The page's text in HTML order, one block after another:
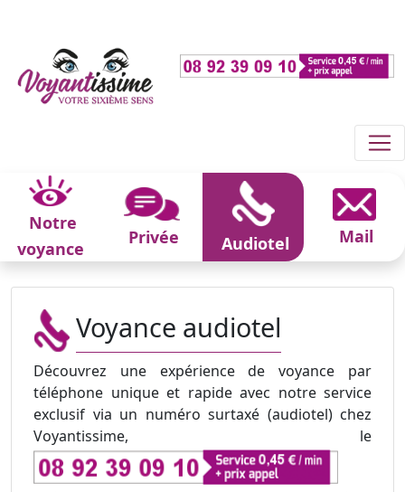
Notre
voyance
Privée Audiotel Mail
Voyance audiotel
Découvrez une expérience de voyance par
téléphone unique et rapide avec notre service
exclusif via un numéro surtaxé (audiotel) chez
Voyantissime, le